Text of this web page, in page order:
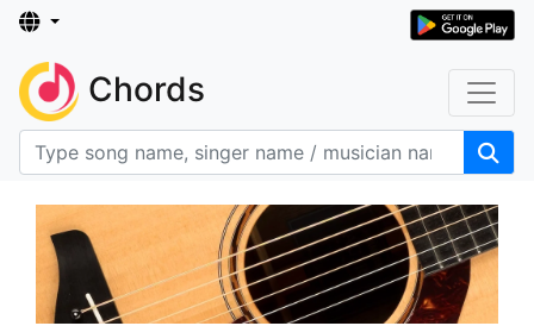
Chords